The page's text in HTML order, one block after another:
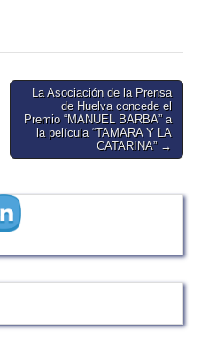
La Asociación de la Prensa
de Huelva concede el
Premio “MANUEL BARBA” a
la película “TAMARA Y LA
CATARINA” →